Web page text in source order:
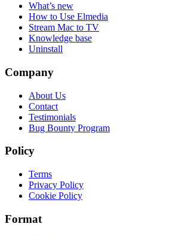
What’s new
How to Use Elmedia
Stream Mac to TV
Knowledge base
Uninstall
Company
About Us
Contact
Testimonials
Bug Bounty Program
Policy
Terms
Privacy Policy
Cookie Policy
Format